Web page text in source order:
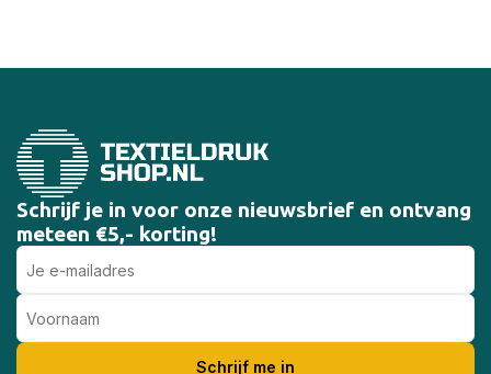
Schrijf je in voor onze nieuwsbrief en ontvang
meteen €5,- korting!